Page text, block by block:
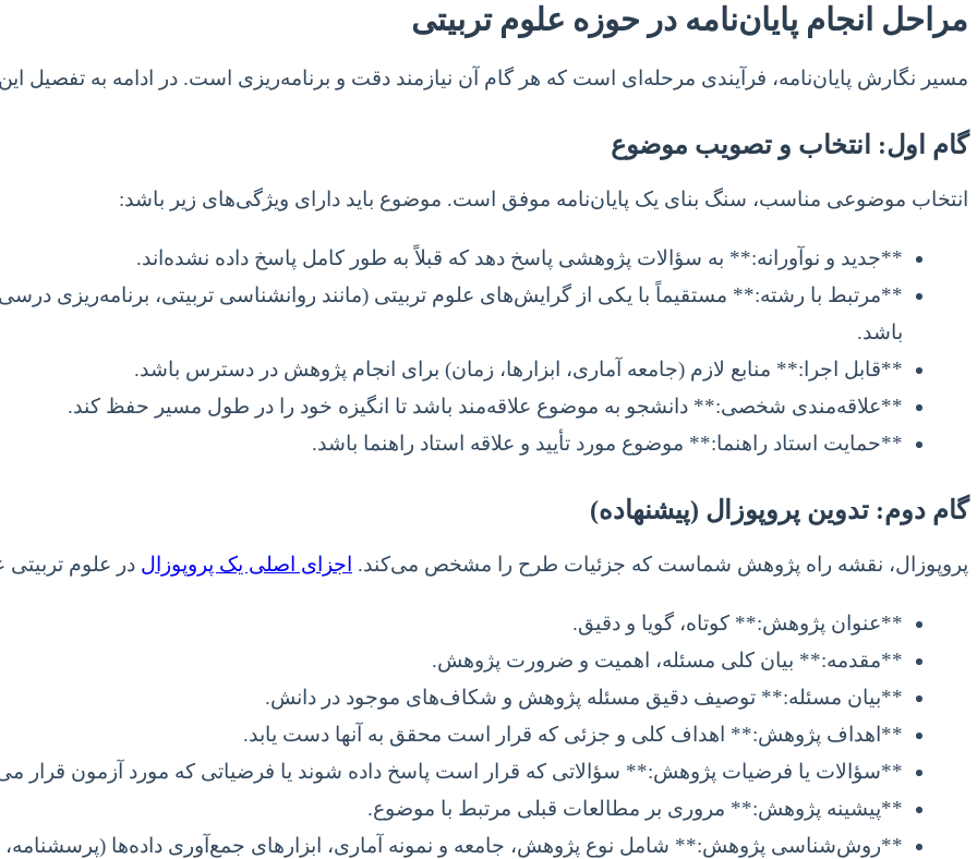
مراحل انجام پایان‌نامه در حوزه علوم تربیتی
مسیر نگارش پایان‌نامه، فرآیندی مرحله‌ای است که هر گام آن نیازمند دقت و برنامه‌ریزی است. در ادامه به تفصیل
گام اول: انتخاب و تصویب موضوع
انتخاب موضوعی مناسب، سنگ بنای یک پایان‌نامه موفق است. موضوع باید دارای ویژگی‌های زیر باشد:
**جدید و نوآورانه:** به سؤالات پژوهشی پاسخ دهد که قبلاً به طور کامل پاسخ داده نشده‌اند.
**مرتبط با رشته:** مستقیماً با یکی از گرایش‌های علوم تربیتی (مانند روانشناسی تربیتی، برنامه‌ریزی
باشد.
**قابل اجرا:** منابع لازم (جامعه آماری، ابزارها، زمان) برای انجام پژوهش در دسترس باشد.
**علاقه‌مندی شخصی:** دانشجو به موضوع علاقه‌مند باشد تا انگیزه خود را در طول مسیر حفظ کند.
**حمایت استاد راهنما:** موضوع مورد تأیید و علاقه استاد راهنما باشد.
گام دوم: تدوین پروپوزال (پیشنهاده)
پروپوزال، نقشه راه پژوهش شماست که جزئیات طرح را مشخص می‌کند. اجزای اصلی یک پروپوزال در علوم تربیتی
**عنوان پژوهش:** کوتاه، گویا و دقیق.
**مقدمه:** بیان کلی مسئله، اهمیت و ضرورت پژوهش.
**بیان مسئله:** توصیف دقیق مسئله پژوهش و شکاف‌های موجود در دانش.
**اهداف پژوهش:** اهداف کلی و جزئی که قرار است محقق به آنها دست یابد.
**سؤالات یا فرضیات پژوهش:** سؤالاتی که قرار است پاسخ داده شوند یا فرضیاتی که مورد آزمون قرار
**پیشینه پژوهش:** مروری بر مطالعات قبلی مرتبط با موضوع.
**روش‌شناسی پژوهش:** شامل نوع پژوهش، جامعه و نمونه آماری، ابزارهای جمع‌آوری داده‌ها (پرسشنامه،